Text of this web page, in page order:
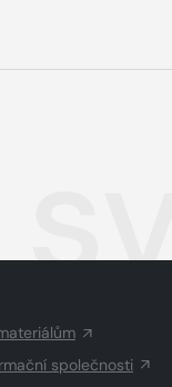
společnosti